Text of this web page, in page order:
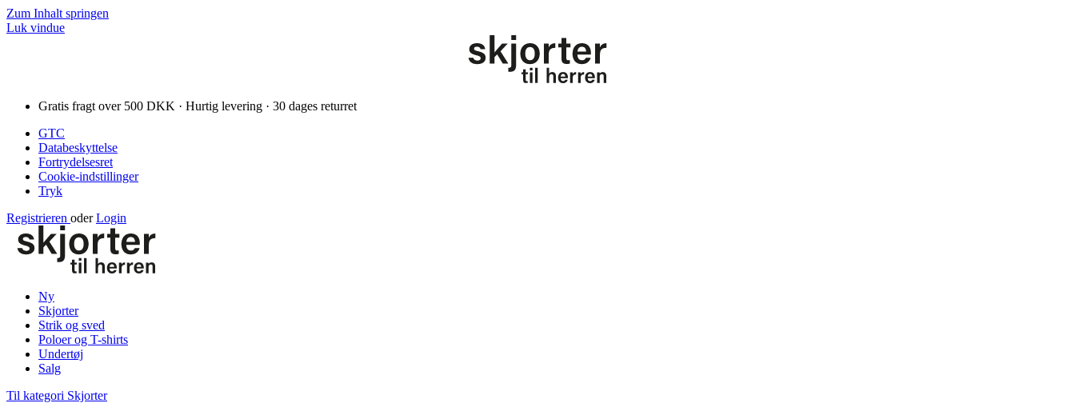
Zum Inhalt springen
Luk vindue
Gratis fragt over 500 DKK · Hurtig levering · 30 dages returret
GTC
Databeskyttelse
Fortrydelsesret
Cookie-indstillinger
Tryk
Registrieren oder Login
Ny
Skjorter
Strik og sved
Poloer og T-shirts
Undertøj
Salg
Til kategori Skjorter